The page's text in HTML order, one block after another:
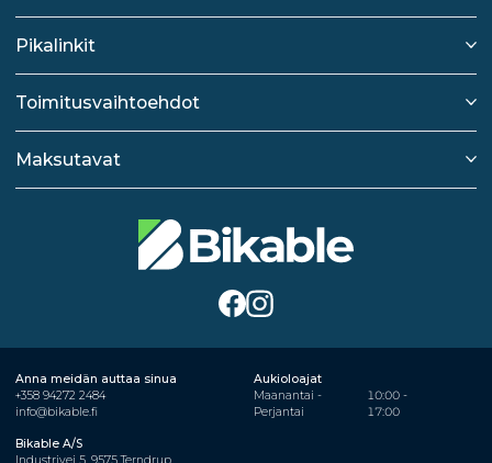
Pikalinkit
Toimitusvaihtoehdot
Maksutavat
Anna meidän auttaa sinua
+358 94272 2484
info@bikable.fi
Aukioloajat
Maanantai -
Perjantai
10:00 -
17:00
Bikable A/S
Industrivej 5, 9575 Terndrup